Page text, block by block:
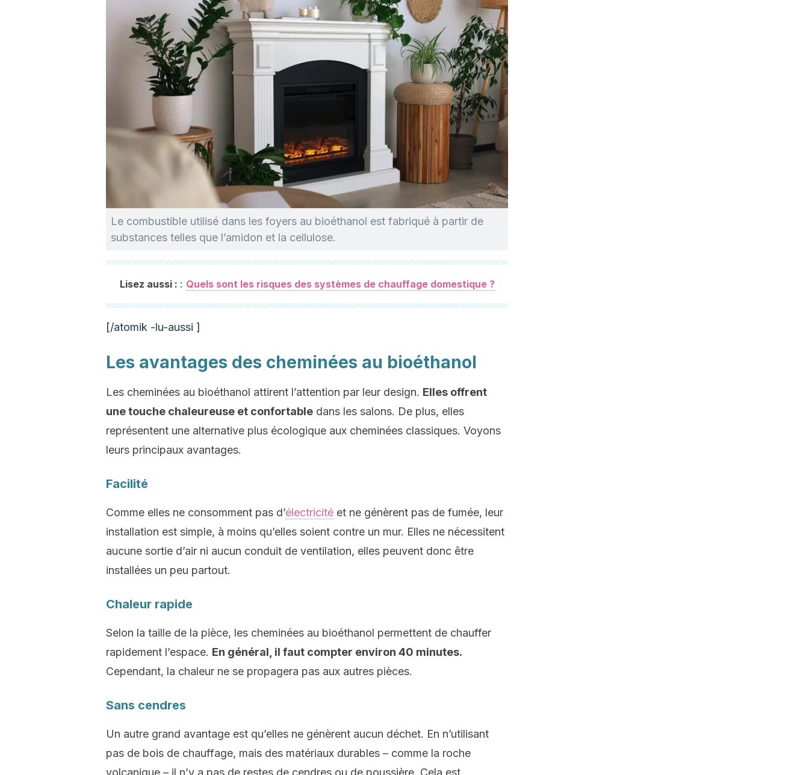
Le combustible utilisé dans les foyers au bioéthanol est fabriqué à partir de
substances telles que l’amidon et la cellulose.
Lisez aussi : : Quels sont les risques des systèmes de chauffage domestique ?
[/atomik -lu-aussi ]
Les avantages des cheminées au bioéthanol
Les cheminées au bioéthanol attirent l’attention par leur design. Elles offrent
une touche chaleureuse et confortable dans les salons. De plus, elles
représentent une alternative plus écologique aux cheminées classiques. Voyons
leurs principaux avantages.
Facilité
Comme elles ne consomment pas d’électricité et ne génèrent pas de fumée, leur
installation est simple, à moins qu’elles soient contre un mur. Elles ne nécessitent
aucune sortie d’air ni aucun conduit de ventilation, elles peuvent donc être
installées un peu partout.
Chaleur rapide
Selon la taille de la pièce, les cheminées au bioéthanol permettent de chauffer
rapidement l’espace. En général, il faut compter environ 40 minutes.
Cependant, la chaleur ne se propagera pas aux autres pièces.
Sans cendres
Un autre grand avantage est qu’elles ne génèrent aucun déchet. En n’utilisant
pas de bois de chauffage, mais des matériaux durables – comme la roche
volcanique – il n’y a pas de restes de cendres ou de poussière. Cela est